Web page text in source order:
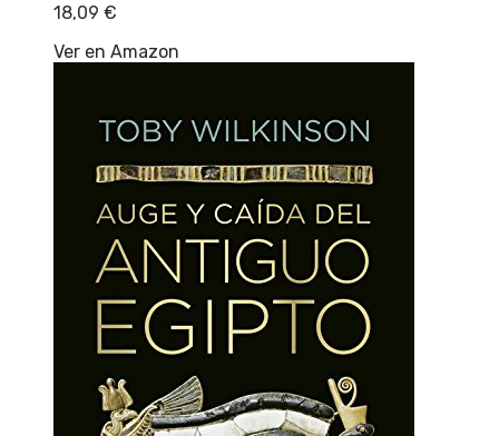
18,09 €
Ver en Amazon